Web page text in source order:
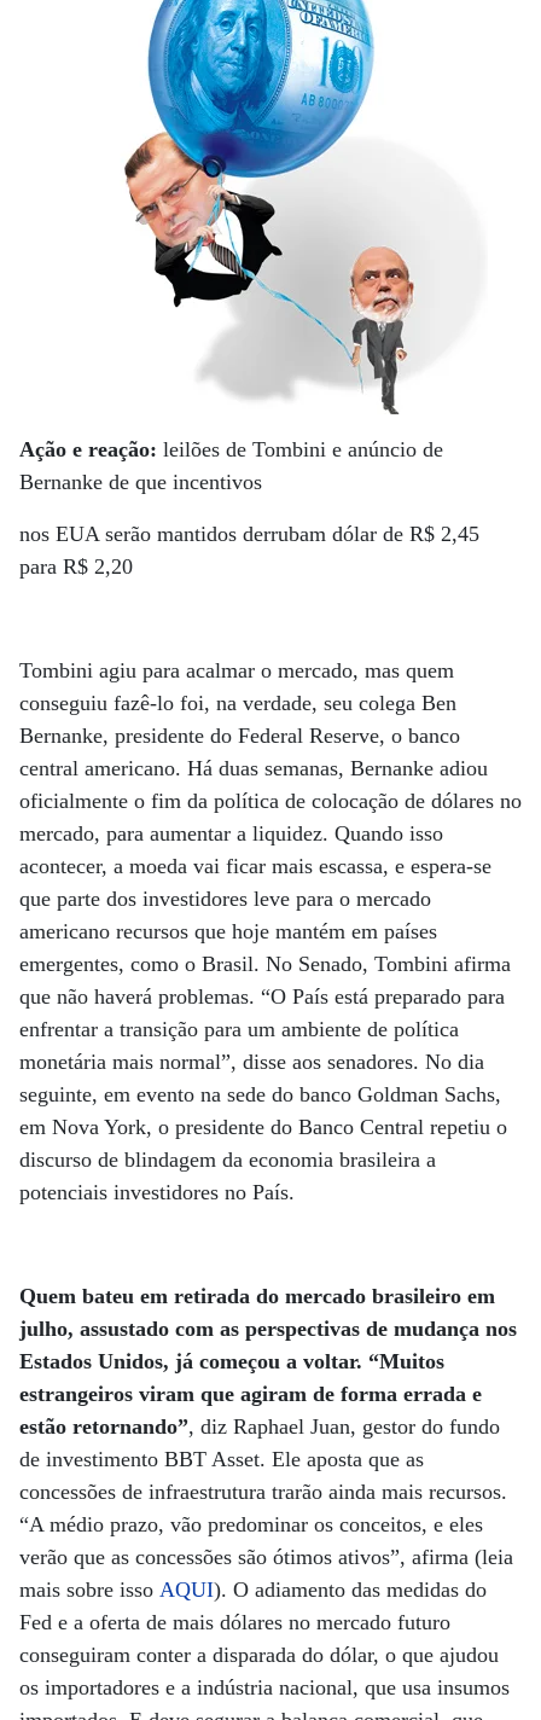
Ação e reação: leilões de Tombini e anúncio de
Bernanke de que incentivos
nos EUA serão mantidos derrubam dólar de R$ 2,45
para R$ 2,20
Tombini agiu para acalmar o mercado, mas quem
conseguiu fazê-lo foi, na verdade, seu colega Ben
Bernanke, presidente do Federal Reserve, o banco
central americano. Há duas semanas, Bernanke adiou
oficialmente o fim da política de colocação de dólares no
mercado, para aumentar a liquidez. Quando isso
acontecer, a moeda vai ficar mais escassa, e espera-se
que parte dos investidores leve para o mercado
americano recursos que hoje mantém em países
emergentes, como o Brasil. No Senado, Tombini afirma
que não haverá problemas. “O País está preparado para
enfrentar a transição para um ambiente de política
monetária mais normal”, disse aos senadores. No dia
seguinte, em evento na sede do banco Goldman Sachs,
em Nova York, o presidente do Banco Central repetiu o
discurso de blindagem da economia brasileira a
potenciais investidores no País.
Quem bateu em retirada do mercado brasileiro em
julho, assustado com as perspectivas de mudança nos
Estados Unidos, já começou a voltar. “Muitos
estrangeiros viram que agiram de forma errada e
estão retornando”, diz Raphael Juan, gestor do fundo
de investimento BBT Asset. Ele aposta que as
concessões de infraestrutura trarão ainda mais recursos.
“A médio prazo, vão predominar os conceitos, e eles
verão que as concessões são ótimos ativos”, afirma (leia
mais sobre isso AQUI). O adiamento das medidas do
Fed e a oferta de mais dólares no mercado futuro
conseguiram conter a disparada do dólar, o que ajudou
os importadores e a indústria nacional, que usa insumos